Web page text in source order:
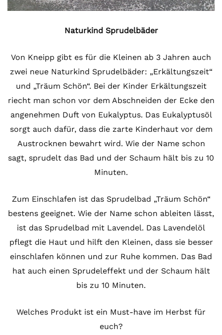
Naturkind Sprudelbäder
Von Kneipp gibt es für die Kleinen ab 3 Jahren auch
zwei neue Naturkind Sprudelbäder: „Erkältungszeit“
und „Träum Schön“. Bei der Kinder Erkältungszeit
riecht man schon vor dem Abschneiden der Ecke den
angenehmen Duft von Eukalyptus. Das Eukalyptusöl
sorgt auch dafür, dass die zarte Kinderhaut vor dem
Austrocknen bewahrt wird. Wie der Name schon
sagt, sprudelt das Bad und der Schaum hält bis zu 10
Minuten.
Zum Einschlafen ist das Sprudelbad „Träum Schön“
bestens geeignet. Wie der Name schon ableiten lässt,
ist das Sprudelbad mit Lavendel. Das Lavendelöl
pflegt die Haut und hilft den Kleinen, dass sie besser
einschlafen können und zur Ruhe kommen. Das Bad
hat auch einen Sprudeleffekt und der Schaum hält
bis zu 10 Minuten.
Welches Produkt ist ein Must-have im Herbst für
euch?